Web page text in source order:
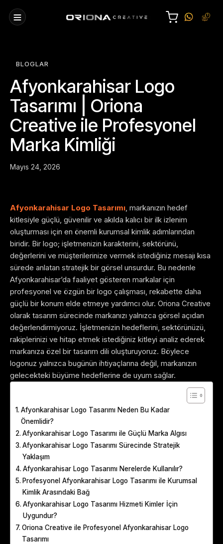
BLOGLAR
Afyonkarahisar Logo
Tasarımı | Oriona
Creative ile Profesyonel
Marka Kimliği
Mayıs 24, 2026
Afyonkarahisar Logo Tasarımı, markanızın hedef
kitlesiyle güçlü, güvenilir ve akılda kalıcı bir ilk izlenim
oluşturması için en önemli kurumsal kimlik adımlarından
biridir. Bir logo; işletmenizin karakterini, sektörünü,
değerlerini ve müşterilerinize vermek istediğiniz mesajı kısa
sürede anlatan stratejik bir görsel unsurdur. Bu nedenle
Afyonkarahisar’da faaliyet gösteren markalar için
profesyonel ve özgün bir logo çalışması, rekabette daha
güçlü bir konum elde etmeye yardımcı olur. Oriona Creative
olarak tasarım sürecinde markanızı yalnızca görsel açıdan
değerlendirmiyoruz. İşletmenizin hedeflerini, sektörünüzü,
rakiplerinizi ve hitap etmek istediğiniz kitleyi analiz ederek
markanıza özel bir tasarım dili oluşturuyoruz. Böylece
logonuz yalnızca bugünün ihtiyaçlarına değil, markanızın
gelecekteki büyüme hedeflerine de uyum sağlar.
Afyonkarahisar Logo Tasarımı Neden Bu Kadar
Önemlidir?
Afyonkarahisar Logo Tasarımı ile Güçlü Marka Algısı
Afyonkarahisar Logo Tasarımı Sürecinde Stratejik
Yaklaşım
Afyonkarahisar Logo Tasarımı Nerelerde Kullanılır?
Profesyonel Afyonkarahisar Logo Tasarımı ile Kurumsal
Kimlik Arasındaki Bağ
Afyonkarahisar Logo Tasarımı Hizmeti Kimler İçin
Uygundur?
Oriona Creative ile Profesyonel Afyonkarahisar Logo
Tasarımı